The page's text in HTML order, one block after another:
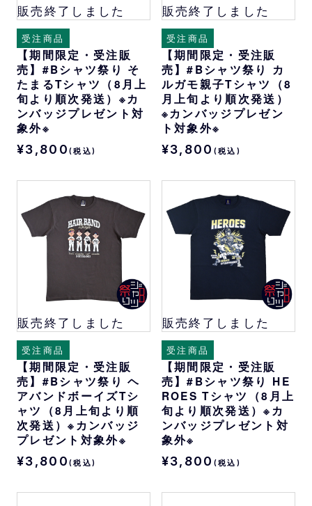
販売終了しました
受注商品
【期間限定・受注販
売】#Bシャツ祭り そ
たまるTシャツ（8月上
旬より順次発送）※カ
ンバッジプレゼント対
象外※
¥3,800 (税込)
販売終了しました
受注商品
【期間限定・受注販
売】#Bシャツ祭り カ
ルガモ親子Tシャツ（8
月上旬より順次発送）
※カンバッジプレゼン
ト対象外※
¥3,800 (税込)
販売終了しました
受注商品
【期間限定・受注販
売】#Bシャツ祭り ヘ
アバンドボーイズTシ
ャツ（8月上旬より順
次発送）※カンバッジ
プレゼント対象外※
¥3,800 (税込)
販売終了しました
受注商品
【期間限定・受注販
売】#Bシャツ祭り HE
ROES Tシャツ（8月上
旬より順次発送）※カ
ンバッジプレゼント対
象外※
¥3,800 (税込)